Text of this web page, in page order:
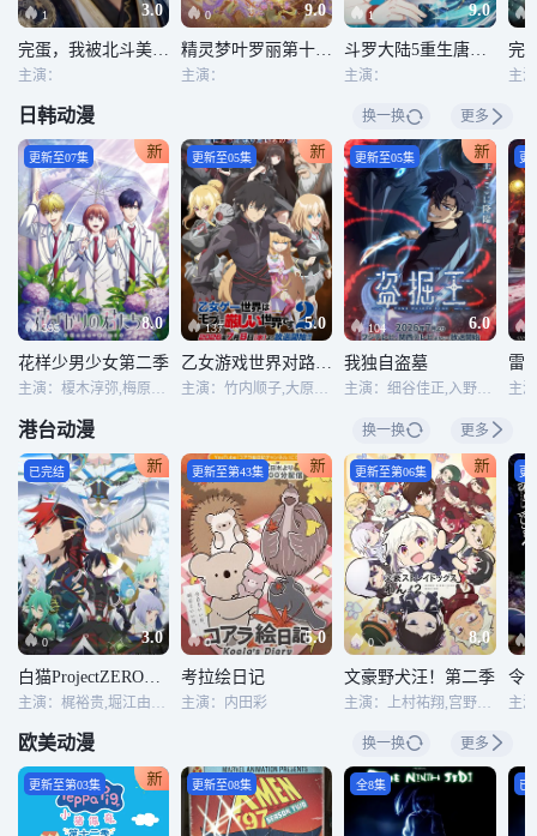
1 3.0
完蛋，我被北斗美女包围了
主演：
0 9.0
精灵梦叶罗丽第十一季（下）
主演：
1 9.0
斗罗大陆5重生唐三动态漫画
主演：
完
日韩动漫 换一换 更多
395 8.0
更新至07集
花样少男少女第二季
主演：榎木淳弥,梅原裕一郎,子安武人,福山润,内山昂辉,八代拓,日野聪,驹田航,川岛零士,水中雅章,山根绮,户谷菊之介,古屋亚南
137 5.0
更新至05集
乙女游戏世界对路人角色很不友好第二季
主演：竹内顺子,大原沙耶香,石田彰,铃村健一,雨宫天,佐仓绫音,市之濑加那,桧山修之,鸟海浩辅,立花慎之介,小仓唯,游佐浩二,黑田崇矢,宇垣秀成,菲鲁兹·蓝,大冢刚央
104 6.0
更新至05集
我独自盗墓
主演：细谷佳正,入野自由,早见沙织,诹访部顺一
更
雷
港台动漫 换一换 更多
0 3.0
已完结
0 5.0
更新至第43集
考拉绘日记
主演：内田彩
0 8.0
更新至第06集
文豪野犬汪！第二季
更
令
欧美动漫 换一换 更多
更新至第03集 更新至08集 全8集 已